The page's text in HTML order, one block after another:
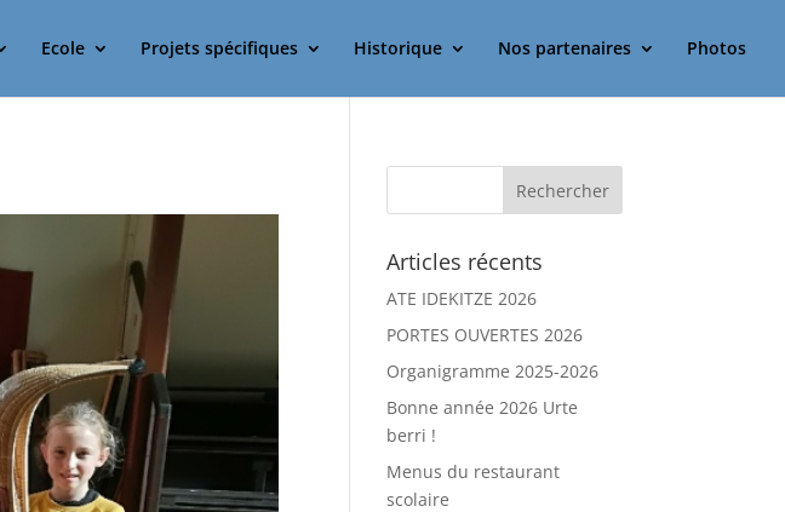
Ecole Projets spécifiques Historique Nos partenaires Photos
Articles récents
ATE IDEKITZE 2026
PORTES OUVERTES 2026
Organigramme 2025-2026
Bonne année 2026 Urte
berri !
Menus du restaurant
scolaire